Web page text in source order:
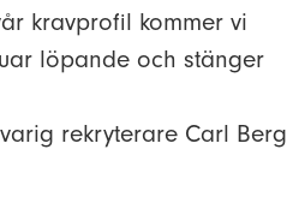
kravprofil kommer vi
löpande och stänger
rekryterare Carl Berg